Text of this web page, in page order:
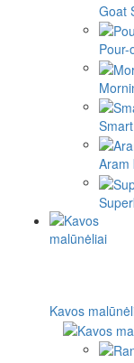
Goat
Pour-
Aram
Kavos